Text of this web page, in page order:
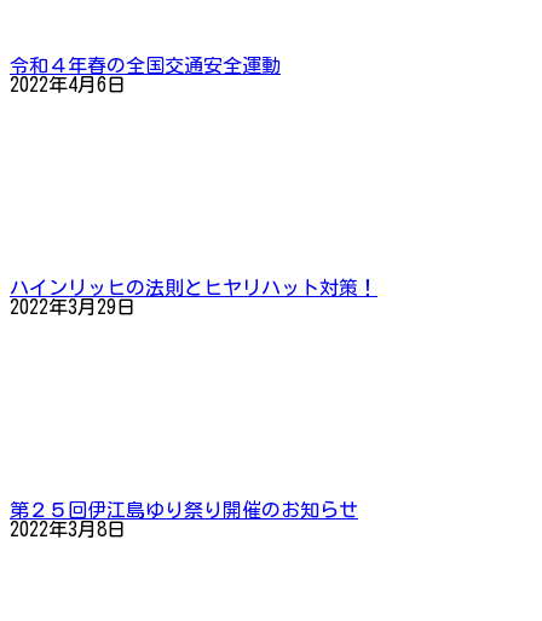
令和４年春の全国交通安全運動
2022年4月6日
ハインリッヒの法則とヒヤリハット対策！
2022年3月29日
第２５回伊江島ゆり祭り開催のお知らせ
2022年3月8日